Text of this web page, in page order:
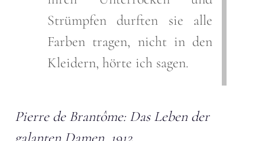
Strümpfen durften sie alle
Farben tragen, nicht in den
Kleidern, hörte ich sagen.
Pierre de Brantôme: Das Leben der